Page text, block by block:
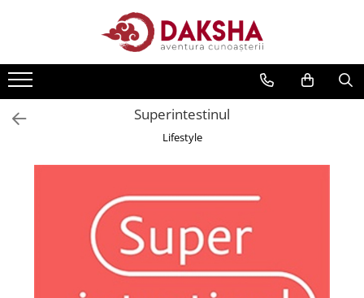
Editura Daksha
Seria Radu Cinamar
Seria David Icke
Superintestinul
Lifestyle